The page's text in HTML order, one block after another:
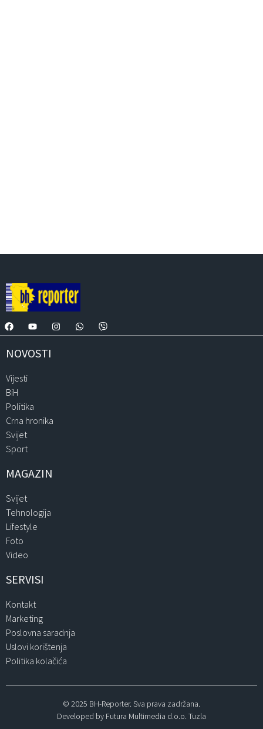
NOVOSTI
Vijesti
BiH
Politika
Crna hronika
Svijet
Sport
MAGAZIN
Svijet
Tehnologija
Lifestyle
Foto
Video
SERVISI
Kontakt
Marketing
Poslovna saradnja
Uslovi korištenja
Politika kolačića
© 2025 BH-Reporter. Sva prava zadržana.
Developed by Futura Multimedia d.o.o. Tuzla